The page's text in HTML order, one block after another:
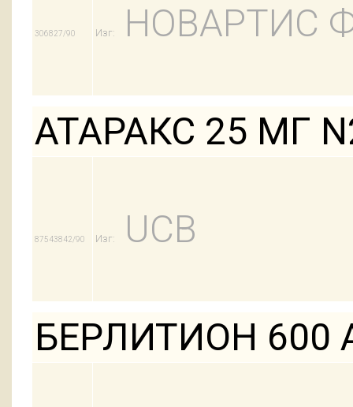
306827/90 Изг: НОВАРТИС
АТАРАКС 25 МГ
87543842/90 Изг: UCB
БЕРЛИТИОН 600